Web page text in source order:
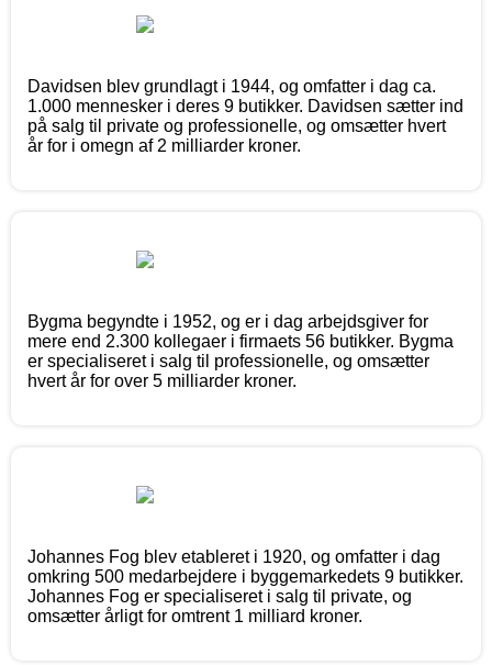
Davidsen blev grundlagt i 1944, og omfatter i dag ca.
1.000 mennesker i deres 9 butikker. Davidsen sætter ind
på salg til private og professionelle, og omsætter hvert
år for i omegn af 2 milliarder kroner.
Bygma begyndte i 1952, og er i dag arbejdsgiver for
mere end 2.300 kollegaer i firmaets 56 butikker. Bygma
er specialiseret i salg til professionelle, og omsætter
hvert år for over 5 milliarder kroner.
Johannes Fog blev etableret i 1920, og omfatter i dag
omkring 500 medarbejdere i byggemarkedets 9 butikker.
Johannes Fog er specialiseret i salg til private, og
omsætter årligt for omtrent 1 milliard kroner.